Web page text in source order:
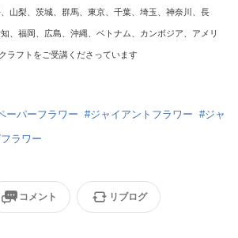
山梨、茨城、群馬、東京、千葉、埼玉、神奈川、長
、福岡、広島、沖縄、ベトナム、カンボジア、アメリ
ラフトをご受講くださっています
ーパーフラワー #ジャイアントフラワー #ジャ
ラワー
コメント リブログ